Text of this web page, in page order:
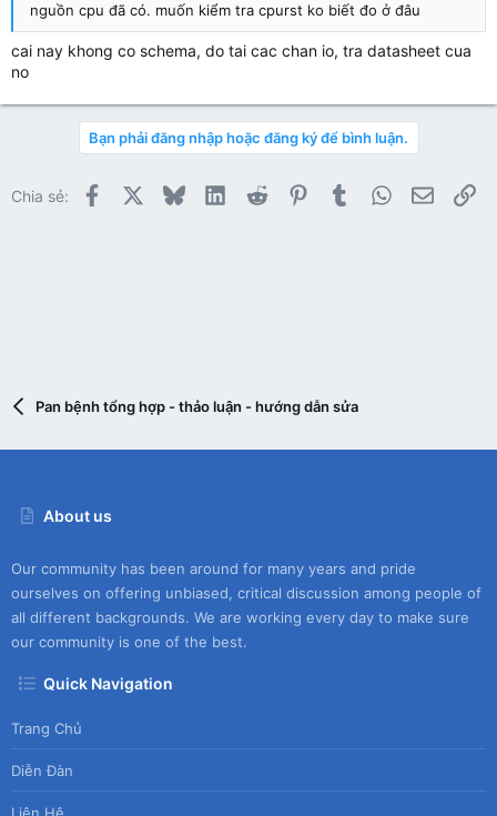
nguồn cpu đã có. muốn kiểm tra cpurst ko biết đo ở đâu
cai nay khong co schema, do tai cac chan io, tra datasheet cua
no
Bạn phải đăng nhập hoặc đăng ký để bình luận.
Chia sẻ: Facebook BlueskyLinkedInReddit PinterestTumblrWhatsApp
Email
Pan bệnh tổng hợp - thảo luận - hướng dẫn sửa
About us
Our community has been around for many years and pride
ourselves on offering unbiased, critical discussion among people of
all different backgrounds. We are working every day to make sure
our community is one of the best.
Quick Navigation
Trang Chủ
Diễn Đàn
Liên Hệ